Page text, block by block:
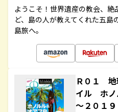
ようこそ！世界遺産の教会、
ど、島の人が教えてくれた五島
島旅へ。
Ｒ０１ 地
イル ホノ
～２０１９